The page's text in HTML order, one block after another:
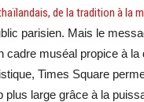
de la tradition à la
parisien. Mais le
cadre muséal propice à la
Times Square
plus large grâce à la